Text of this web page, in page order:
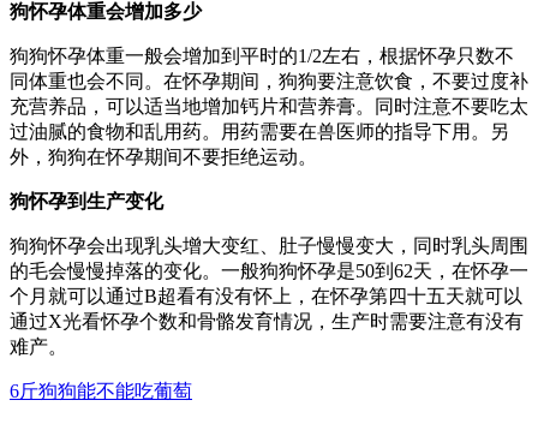
狗怀孕体重会增加多少
狗狗怀孕体重一般会增加到平时的1/2左右，根据怀孕只数不
同体重也会不同。在怀孕期间，狗狗要注意饮食，不要过度补
充营养品，可以适当地增加钙片和营养膏。同时注意不要吃太
过油腻的食物和乱用药。用药需要在兽医师的指导下用。另
外，狗狗在怀孕期间不要拒绝运动。
狗怀孕到生产变化
狗狗怀孕会出现乳头增大变红、肚子慢慢变大，同时乳头周围
的毛会慢慢掉落的变化。一般狗狗怀孕是50到62天，在怀孕一
个月就可以通过B超看有没有怀上，在怀孕第四十五天就可以
通过X光看怀孕个数和骨骼发育情况，生产时需要注意有没有
难产。
6斤狗狗能不能吃葡萄